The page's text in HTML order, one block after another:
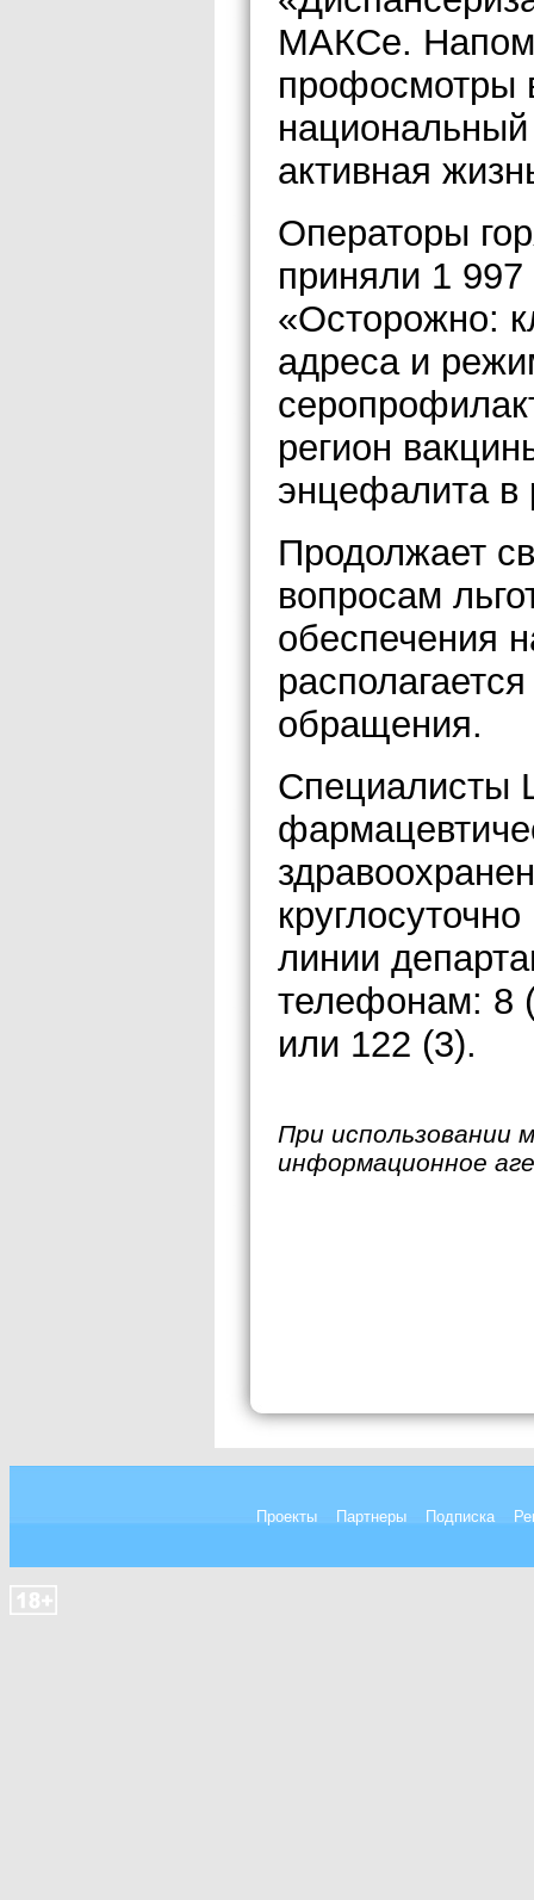
МАКСе.
профосмотры
активная
Операторы
приняли 1
«Осторожно:
адреса и
регион
энцефалита
Продолжает
вопросам
обеспечения
обращения.
Специалисты
линии
телефонам: 8
или 122 (3).
При использовании
информационное
Проекты Партнеры Подписка